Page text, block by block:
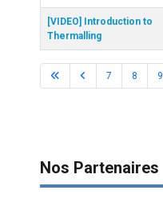
[VIDEO] Introduction to
Thermalling
7 8 9
Nos Partenaires